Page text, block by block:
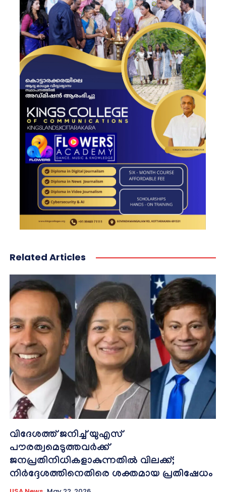
Related Articles
വിദേശത്ത് ജനിച്ച് യുഎസ്
പൗരത്വമെടുത്തവർക്ക്
ജനപ്രതിനിധികളാകുന്നതിൽ വിലക്ക്;
നിർദ്ദേശത്തിനെതിരെ ശക്തമായ പ്രതിഷേധം